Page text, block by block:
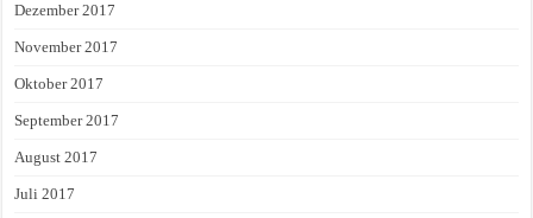
Dezember 2017
November 2017
Oktober 2017
September 2017
August 2017
Juli 2017